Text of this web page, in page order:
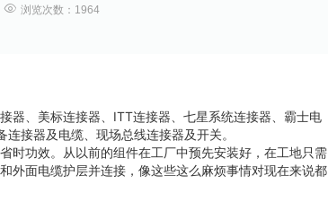
浏览次数：1964
器、美标连接器、ITT连接器、七星系统连接器、霸士电
接器及电缆、现场总线连接器及开关。
时功效。从以前的组件在工厂中预先安装好，在工地只需
外面电缆护层并连接，像这些这么麻烦事情对现在来说都